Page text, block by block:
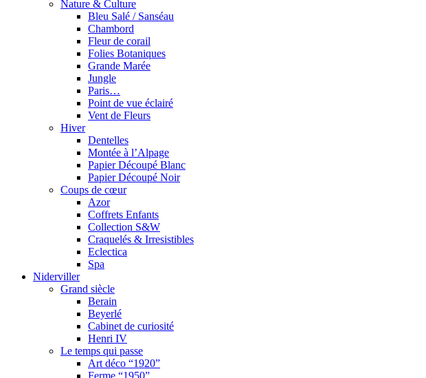
Nature & Culture
Bleu Salé / Sanséau
Chambord
Fleur de corail
Folies Botaniques
Grande Marée
Jungle
Paris…
Point de vue éclairé
Vent de Fleurs
Hiver
Dentelles
Montée à l’Alpage
Papier Découpé Blanc
Papier Découpé Noir
Coups de cœur
Azor
Coffrets Enfants
Collection S&W
Craquelés & Irresistibles
Eclectica
Spa
Niderviller
Grand siècle
Berain
Beyerlé
Cabinet de curiosité
Henri IV
Le temps qui passe
Art déco “1920”
Ferme “1950”